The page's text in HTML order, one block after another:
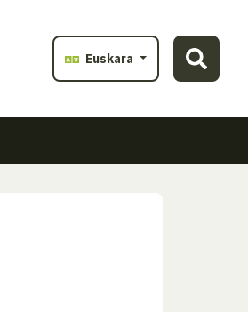
Euskara